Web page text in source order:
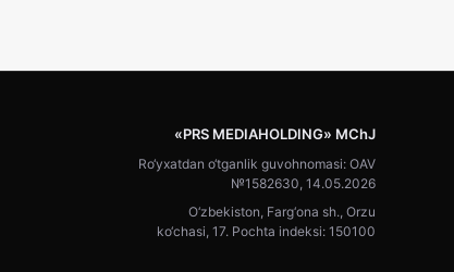
«PRS MEDIAHOLDING» MChJ
Ro‘yxatdan o‘tganlik guvohnomasi: OAV
№1582630, 14.05.2026
O‘zbekiston, Farg‘ona sh., Orzu
ko‘chasi, 17. Pochta indeksi: 150100